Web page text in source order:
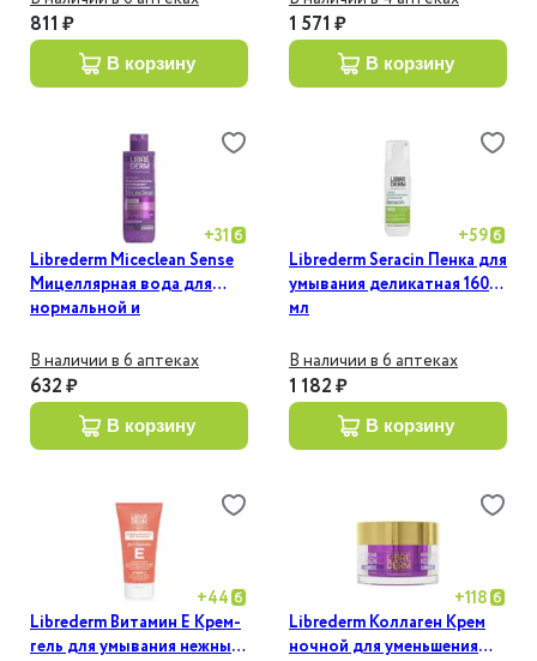
811 ₽
в корзину
1 571 ₽
в корзину
+31
Librederm Miceclean Sense
Мицеллярная вода для
нормальной и
мл
В наличии в 6 аптеках
632 ₽
в корзину
+59
Librederm Seracin Пенка для
умывания деликатная 160
мл
В наличии в 6 аптеках
1 182 ₽
в корзину
+44
Librederm Витамин Е Крем-
гель для умывания нежный
+118
Librederm Коллаген Крем
ночной для уменьшения